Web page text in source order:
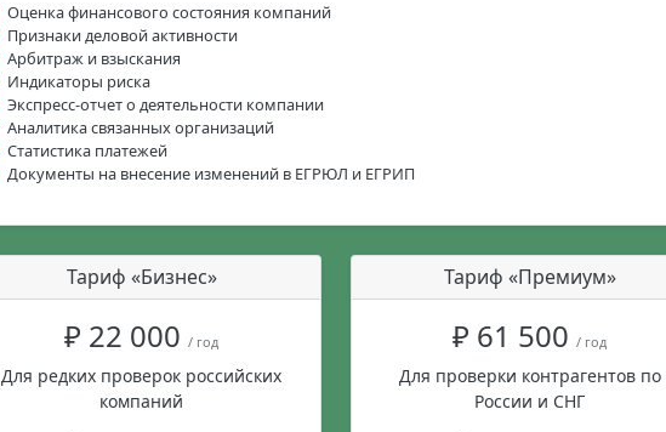
Оценка финансового состояния компаний
Признаки деловой активности
Арбитраж и взыскания
Индикаторы риска
Экспресс-отчет о деятельности компании
Аналитика связанных организаций
Статистика платежей
Документы на внесение изменений в ЕГРЮЛ и ЕГРИП
Тариф «Бизнес»
₽ 22 000/ год
Для редких проверок российских
компаний
Тариф «Премиум»
₽ 61 500/ год
Для проверки контрагентов по
России и СНГ